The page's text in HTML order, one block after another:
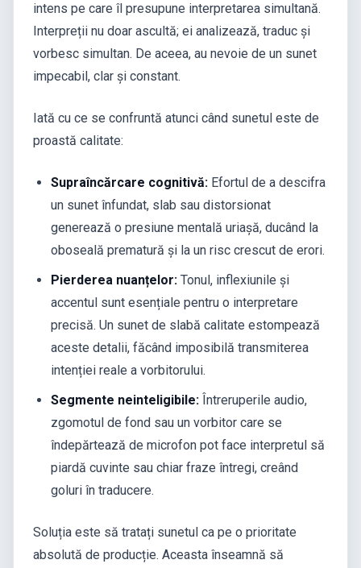
intens pe care îl presupune interpretarea simultană.
Interpreții nu doar ascultă; ei analizează, traduc și
vorbesc simultan. De aceea, au nevoie de un sunet
impecabil, clar și constant.
Iată cu ce se confruntă atunci când sunetul este de
proastă calitate:
Supraîncărcare cognitivă: Efortul de a descifra
un sunet înfundat, slab sau distorsionat
generează o presiune mentală uriașă, ducând la
oboseală prematură și la un risc crescut de erori.
Pierderea nuanțelor: Tonul, inflexiunile și
accentul sunt esențiale pentru o interpretare
precisă. Un sunet de slabă calitate estompează
aceste detalii, făcând imposibilă transmiterea
intenției reale a vorbitorului.
Segmente neinteligibile: Întreruperile audio,
zgomotul de fond sau un vorbitor care se
îndepărtează de microfon pot face interpretul să
piardă cuvinte sau chiar fraze întregi, creând
goluri în traducere.
Soluția este să tratați sunetul ca pe o prioritate
absolută de producție. Aceasta înseamnă să